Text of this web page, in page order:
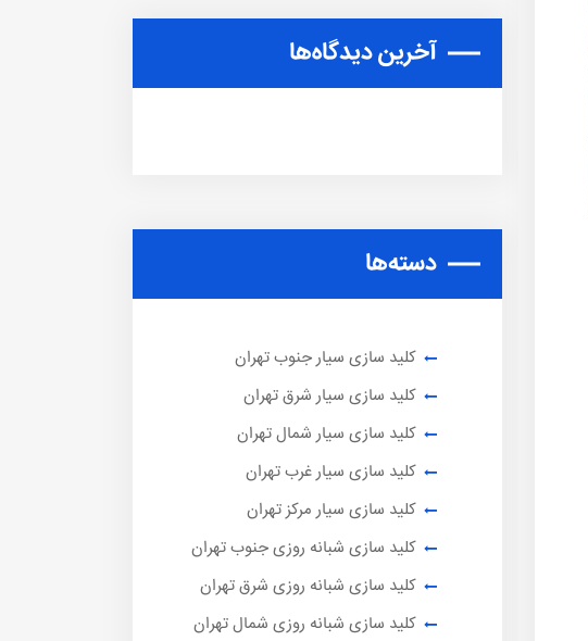
آخرین دیدگاه‌ها
دسته‌ها
کلید سازی سیار جنوب تهران
کلید سازی سیار شرق تهران
کلید سازی سیار شمال تهران
کلید سازی سیار غرب تهران
کلید سازی سیار مرکز تهران
کلید سازی شبانه روزی جنوب تهران
کلید سازی شبانه روزی شرق تهران
کلید سازی شبانه روزی شمال تهران